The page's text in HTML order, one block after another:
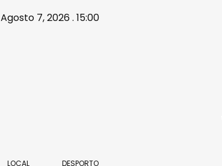
Agosto 7, 2026 . 15:00
LOCAL DESPORTO